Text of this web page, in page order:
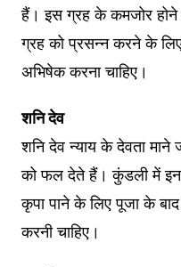
हैं। इस ग्रह के कमजोर
ग्रह को प्रसन्न करने के
अभिषेक करना चाहिए।
शनि देव
शनि देव न्याय के देवता
को फल देते हैं। कुंडली में
कृपा पाने के लिए पूजा के
करनी चाहिए।